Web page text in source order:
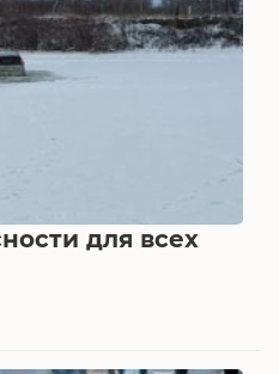
для всех